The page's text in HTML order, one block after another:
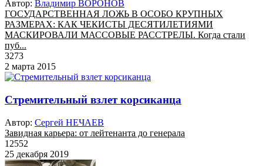
Автор: Владимир ВОРОНОВ
ГОСУДАРСТВЕННАЯ ЛОЖЬ В ОСОБО КРУПНЫХ
РАЗМЕРАХ: КАК ЧЕКИСТЫ ДЕСЯТИЛЕТИЯМИ
МАСКИРОВАЛИ МАССОВЫЕ РАСCТРЕЛЫ. Когда стали
пуб...
3273
2 марта 2015
Стремительный взлет корсиканца
Автор: Сергей НЕЧАЕВ
Завидная карьера: от лейтенанта до генерала
12552
25 декабря 2019